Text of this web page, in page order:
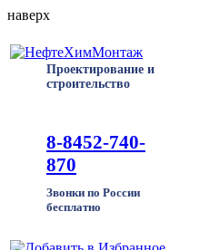
наверх
Проектирование и
строительство
8-8452-740-
870
Звонки по России
бесплатно